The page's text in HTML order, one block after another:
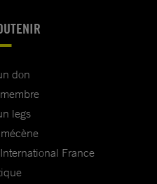
don
legs
France